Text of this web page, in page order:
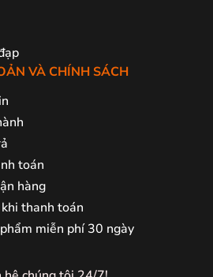
VÀ CHÍNH SÁCH
toán
hàng
thanh toán
miễn phí 30 ngày